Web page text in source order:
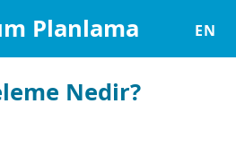
Planlama EN
Nedir?